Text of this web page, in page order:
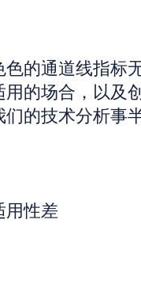
的通道线指标
的场合，以及
的技术分析事
性差